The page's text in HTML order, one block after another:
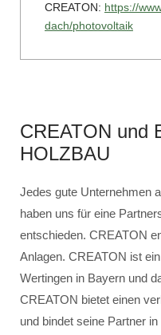
CREATON: https://
dach/photovoltaik
CREATON und
HOLZBAU
Jedes gute Unternehmen
haben uns für eine
entschieden. CREATON
Anlagen. CREATON ist
Wertingen in Bayern und
CREATON bietet einen
und bindet seine Partner